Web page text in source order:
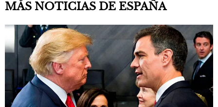
MÁS NOTICIAS DE ESPAÑA